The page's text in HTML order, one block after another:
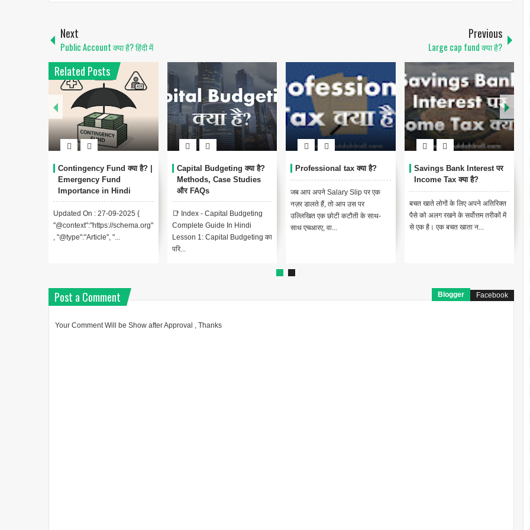
Next
Public Account क्या है? हिंदी में
Previous
Large cap fund क्या है?
Related Posts
Contingency Fund क्या है? |
Emergency Fund
Importance in Hindi
Updated On : 27-09-2025 {
"@context":"https://schema.org"
, "@type":"Article", "...
Capital Budgeting क्या है?
Methods, Case Studies
और FAQs
📑 Index - Capital Budgeting
Complete Guide In Hindi
Lesson 1: Capital Budgeting का
परि...
Professional tax क्या है?
जब आप अपने Salary Slip पर एक
नज़र डालते हैं, तो आप उस पर
उल्लिखित एक छोटी कटौती के साथ-
साथ एचआरए, वा...
Savings Bank Interest पर
Income Tax क्या है?
बचत खाते लोगों के लिए अपने अतिरिक्त
पैसे को अलग रखने के सर्वोत्तम तरीकों में
से एक है। एक बचत खाता न...
Post a Comment Blogger Facebook
Your Comment Will be Show after Approval , Thanks